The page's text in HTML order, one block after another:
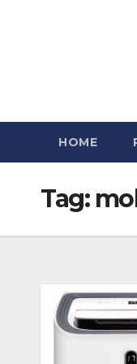
HOME
Tag: